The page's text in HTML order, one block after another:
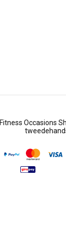
Fitness Occasions